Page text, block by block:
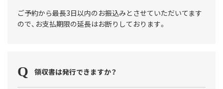
ご予約から最長3日以内のお振込みとさせていただいてます
ので、お支払期限の延長はお断りしております。
領収書は発行できますか？